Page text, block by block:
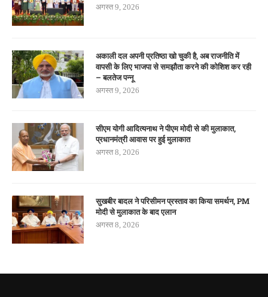
अगस्त 9, 2026
अकाली दल अपनी प्रतिष्ठा खो चुकी है, अब राजनीति में
वापसी के लिए भाजपा से समझौता करने की कोशिश कर रही
– बलतेज पन्नू
अगस्त 9, 2026
सीएम योगी आदित्यनाथ ने पीएम मोदी से की मुलाकात,
प्रधानमंत्री आवास पर हुई मुलाकात
अगस्त 8, 2026
सुखबीर बादल ने परिसीमन प्रस्ताव का किया समर्थन, PM
मोदी से मुलाकात के बाद एलान
अगस्त 8, 2026